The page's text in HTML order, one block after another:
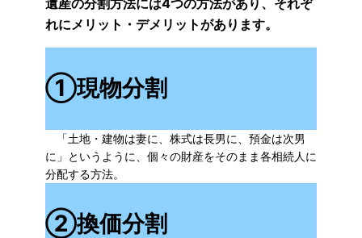
れにメリット・デメリットがあります。
①現物分割
「土地・建物は妻に、株式は長男に、預金は次男
に」というように、個々の財産をそのまま各相続人に
分配する方法。
②換価分割